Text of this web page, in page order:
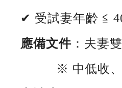
✔ 受試妻年齡 ≦
應備文件：夫妻
※ 中低收、低